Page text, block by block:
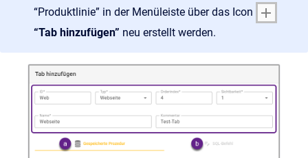
“Produktlinie” in der Menüleiste über das Icon
“Tab hinzufügen” neu erstellt werden.